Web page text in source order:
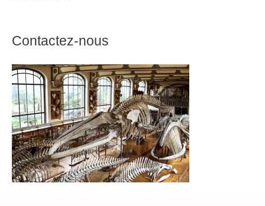
Contactez-nous